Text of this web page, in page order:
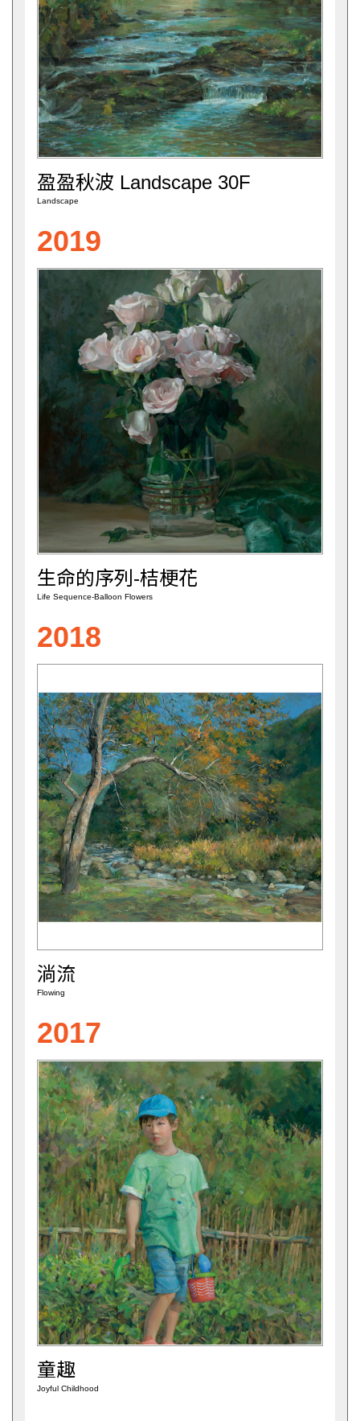
盈盈秋波 Landscape 30F
Landscape
2019
生命的序列-桔梗花
Life Sequence-Balloon Flowers
2018
淌流
Flowing
2017
童趣
Joyful Childhood